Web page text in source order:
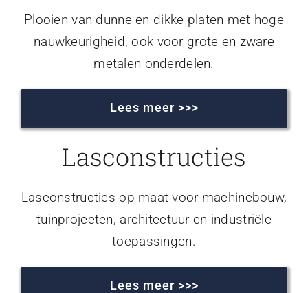
Plooien van dunne en dikke platen met hoge
nauwkeurigheid, ook voor grote en zware
metalen onderdelen.
Lees meer >>>
Lasconstructies
Lasconstructies op maat voor machinebouw,
tuinprojecten, architectuur en industriële
toepassingen.
Lees meer >>>